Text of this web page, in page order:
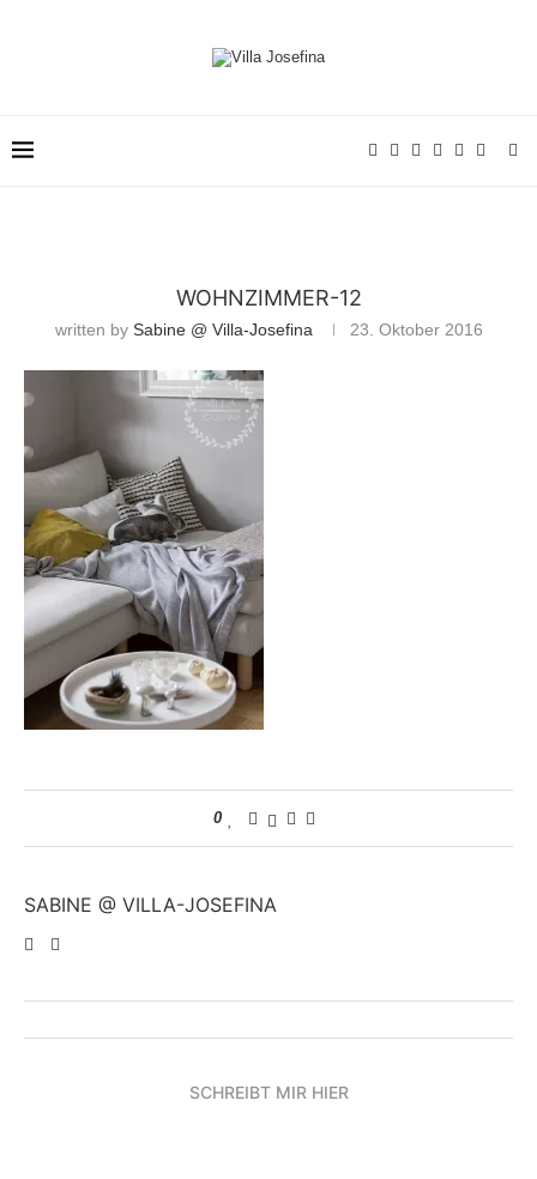
WOHNZIMMER-12
written by Sabine @ Villa-Josefina 23. Oktober 2016
0
SABINE @ VILLA-JOSEFINA
SCHREIBT MIR HIER